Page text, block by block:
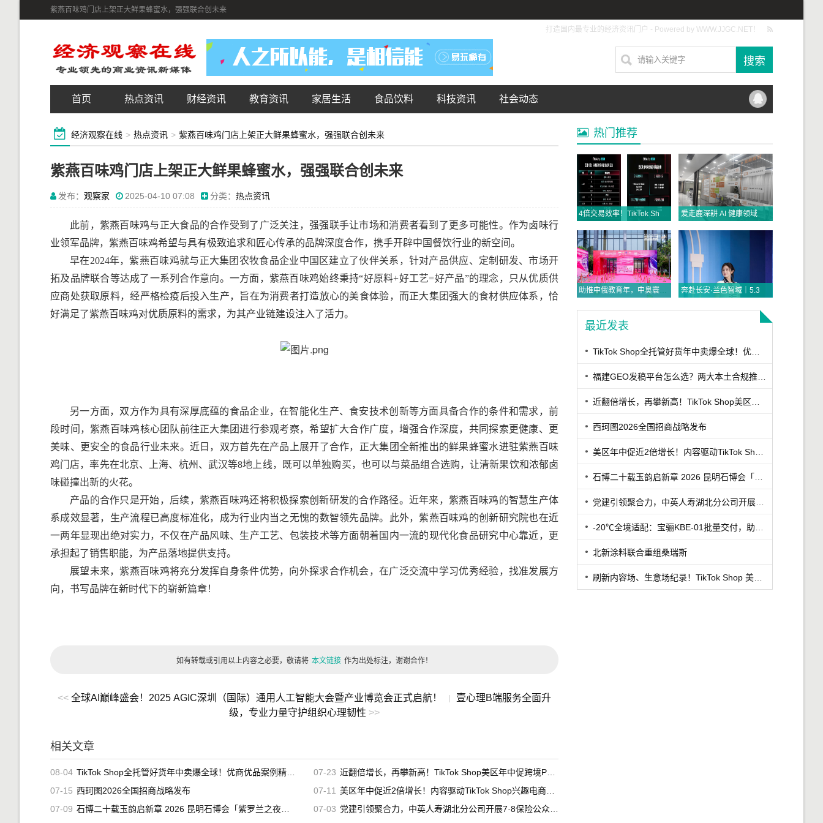
紫燕百味鸡门店上架正大鲜果蜂蜜水，强强联合创未来
打造国内最专业的经济资讯门户 - Powered by WWW.JJGC.NET！
首页 热点资讯 财经资讯 教育资讯 家居生活 食品饮料 科技资讯 社会动态
经济观察在线 > 热点资讯 > 紫燕百味鸡门店上架正大鲜果蜂蜜水，强强联合创未来
紫燕百味鸡门店上架正大鲜果蜂蜜水，强强联合创未来
发布： 观察家 2025-04-10 07:08 分类： 热点资讯
此前，紫燕百味鸡与正大食品的合作受到了广泛关注，强强联手让市场和消费者看到了更多可能性。作为卤味行
业领军品牌，紫燕百味鸡希望与具有极致追求和匠心传承的品牌深度合作，携手开辟中国餐饮行业的新空间。
早在2024年，紫燕百味鸡就与正大集团农牧食品企业中国区建立了伙伴关系，针对产品供应、定制研发、市场开
拓及品牌联合等达成了一系列合作意向。一方面，紫燕百味鸡始终秉持“好原料+好工艺=好产品”的理念，只从优质供
应商处获取原料，经严格检疫后投入生产，旨在为消费者打造放心的美食体验，而正大集团强大的食材供应体系，恰
好满足了紫燕百味鸡对优质原料的需求，为其产业链建设注入了活力。
另一方面，双方作为具有深厚底蕴的食品企业，在智能化生产、食安技术创新等方面具备合作的条件和需求，前
段时间，紫燕百味鸡核心团队前往正大集团进行参观考察，希望扩大合作广度，增强合作深度，共同探索更健康、更
美味、更安全的食品行业未来。近日，双方首先在产品上展开了合作，正大集团全新推出的鲜果蜂蜜水进驻紫燕百味
鸡门店，率先在北京、上海、杭州、武汉等8地上线，既可以单独购买，也可以与菜品组合选购，让清新果饮和浓郁卤
味碰撞出新的火花。
产品的合作只是开始，后续，紫燕百味鸡还将积极探索创新研发的合作路径。近年来，紫燕百味鸡的智慧生产体
系成效显著，生产流程已高度标准化，成为行业内当之无愧的数智领先品牌。此外，紫燕百味鸡的创新研究院也在近
一两年显现出绝对实力，不仅在产品风味、生产工艺、包装技术等方面朝着国内一流的现代化食品研究中心靠近，更
承担起了销售职能，为产品落地提供支持。
展望未来，紫燕百味鸡将充分发挥自身条件优势，向外探求合作机会，在广泛交流中学习优秀经验，找准发展方
向，书写品牌在新时代下的崭新篇章！
如有转载或引用以上内容之必要，敬请将 本文链接 作为出处标注，谢谢合作！
<< 全球AI巅峰盛会！2025 AGIC深圳（国际）通用人工智能大会暨产业博览会正式启航！ |
壹心理B端服务全面升
级，专业力量守护组织心理韧性 >>
相关文章
08-04 TikTok Shop全托管好货年中卖爆全球！优商优品案例精选特辑发布 07-23 近翻倍增长，再攀新高！TikTok Shop美区年中促跨境POP优秀案例重磅发布
07-15 西珂图2026全国招商战略发布 07-11 美区年中促近2倍增长！内容驱动TikTok Shop兴趣电商迎来高增长
07-09 石博二十载玉韵启新章 2026 昆明石博会「紫罗兰之夜」腾冲专场重磅启幕 07-03 党建引领聚合力，中英人寿湖北分公司开展7·8保险公众日宣教活动
热门推荐
助推中俄教育年，中奥寰宇探索实践“三位一体”国际赛事运营模式
最近发表
西珂图2026全国招商战略发布
北新涂料联合重组桑瑞斯